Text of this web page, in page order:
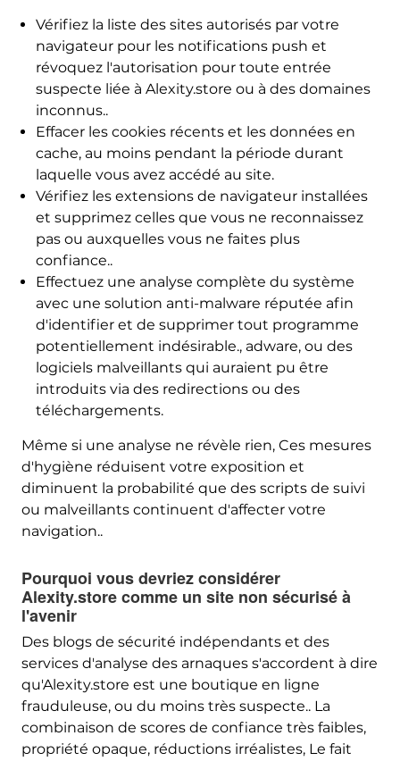
Vérifiez la liste des sites autorisés par votre
navigateur pour les notifications push et
révoquez l'autorisation pour toute entrée
suspecte liée à Alexity.store ou à des domaines
inconnus..
Effacer les cookies récents et les données en
cache, au moins pendant la période durant
laquelle vous avez accédé au site.
Vérifiez les extensions de navigateur installées
et supprimez celles que vous ne reconnaissez
pas ou auxquelles vous ne faites plus
confiance..
Effectuez une analyse complète du système
avec une solution anti-malware réputée afin
d'identifier et de supprimer tout programme
potentiellement indésirable., adware, ou des
logiciels malveillants qui auraient pu être
introduits via des redirections ou des
téléchargements.
Même si une analyse ne révèle rien, Ces mesures
d'hygiène réduisent votre exposition et
diminuent la probabilité que des scripts de suivi
ou malveillants continuent d'affecter votre
navigation..
Pourquoi vous devriez considérer
Alexity.store comme un site non sécurisé à
l'avenir
Des blogs de sécurité indépendants et des
services d'analyse des arnaques s'accordent à dire
qu'Alexity.store est une boutique en ligne
frauduleuse, ou du moins très suspecte.. La
combinaison de scores de confiance très faibles,
propriété opaque, réductions irréalistes, Le fait